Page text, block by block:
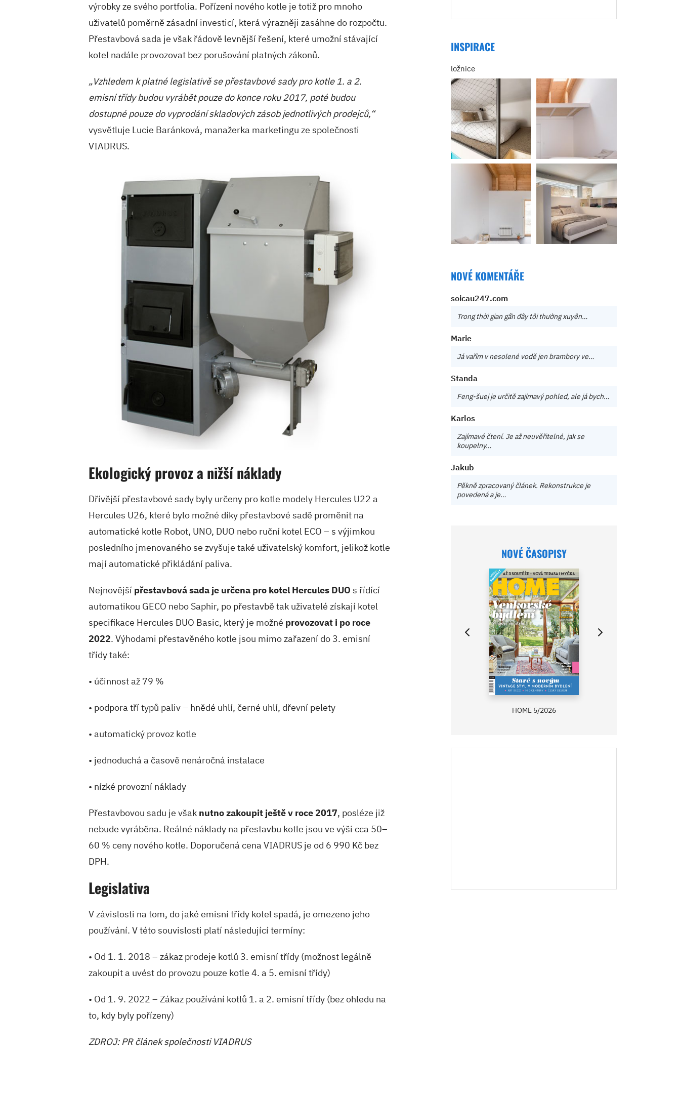
výrobky ze svého portfolia. Pořízení nového kotle je totiž pro mnoho
uživatelů poměrně zásadní investicí, která výrazněji zasáhne do rozpočtu.
Přestavbová sada je však řádově levnější řešení, které umožní stávající
kotel nadále provozovat bez porušování platných zákonů.
„Vzhledem k platné legislativě se přestavbové sady pro kotle 1. a 2.
emisní třídy budou vyrábět pouze do konce roku 2017, poté budou
dostupné pouze do vyprodání skladových zásob jednotlivých prodejců,“
vysvětluje Lucie Baránková, manažerka marketingu ze společnosti
VIADRUS.
Ekologický provoz a nižší náklady
Dřívější přestavbové sady byly určeny pro kotle modely Hercules U22 a
Hercules U26, které bylo možné díky přestavbové sadě proměnit na
automatické kotle Robot, UNO, DUO nebo ruční kotel ECO – s výjimkou
posledního jmenovaného se zvyšuje také uživatelský komfort, jelikož kotle
mají automatické přikládání paliva.
Nejnovější přestavbová sada je určena pro kotel Hercules DUO s řídící
automatikou GECO nebo Saphir, po přestavbě tak uživatelé získají kotel
specifikace Hercules DUO Basic, který je možné provozovat i po roce
2022. Výhodami přestavěného kotle jsou mimo zařazení do 3. emisní
třídy také:
• účinnost až 79 %
• podpora tří typů paliv – hnědé uhlí, černé uhlí, dřevní pelety
• automatický provoz kotle
• jednoduchá a časově nenáročná instalace
• nízké provozní náklady
Přestavbovou sadu je však nutno zakoupit ještě v roce 2017, posléze již
nebude vyráběna. Reálné náklady na přestavbu kotle jsou ve výši cca 50–
60 % ceny nového kotle. Doporučená cena VIADRUS je od 6 990 Kč bez
DPH.
Legislativa
V závislosti na tom, do jaké emisní třídy kotel spadá, je omezeno jeho
používání. V této souvislosti platí následující termíny:
• Od 1. 1. 2018 – zákaz prodeje kotlů 3. emisní třídy (možnost legálně
zakoupit a uvést do provozu pouze kotle 4. a 5. emisní třídy)
• Od 1. 9. 2022 – Zákaz používání kotlů 1. a 2. emisní třídy (bez ohledu na
to, kdy byly pořízeny)
ZDROJ: PR článek společnosti VIADRUS
INSPIRACE
ložnice
NOVÉ KOMENTÁŘE
soicau247.com
Trong thời gian gần đây tôi thường xuyên…
Marie
Já vařím v nesolené vodě jen brambory ve…
Standa
Feng-šuej je určitě zajímavý pohled, ale já bych…
Karlos
Zajímavé čtení. Je až neuvěřitelné, jak se
koupelny…
Jakub
Pěkně zpracovaný článek. Rekonstrukce je
povedená a je…
NOVÉ ČASOPISY
HOME 5/2026